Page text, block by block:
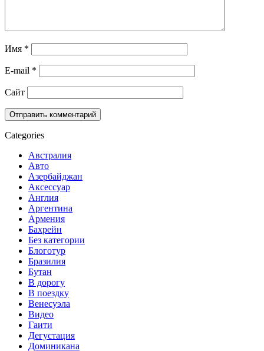
Имя *
E-mail *
Сайт
Categories
Австралия
Авто
Азербайджан
Аксессуар
Англия
Аргентина
Армения
Бахрейн
Без категории
Блоготур
Бразилия
Бутан
В дорогу
В поездку
Венесуэла
Видео
Гаити
Дегустация
Доминикана